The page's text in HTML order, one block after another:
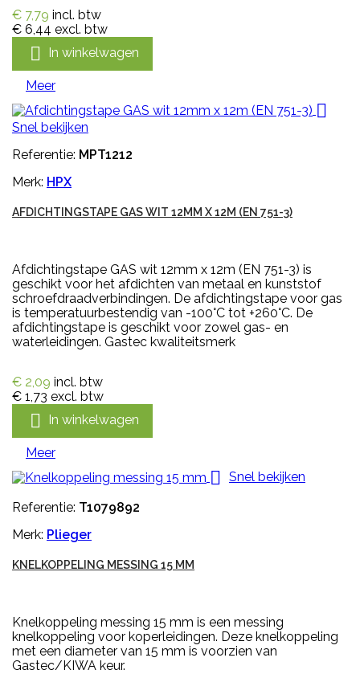
€ 7,79 incl. btw
€ 6,44 excl. btw
 In winkelwagen
Meer

Snel bekijken
Referentie: MPT1212
Merk: HPX
AFDICHTINGSTAPE GAS WIT 12MM X 12M (EN 751-3)
Afdichtingstape GAS wit 12mm x 12m (EN 751-3) is
geschikt voor het afdichten van metaal en kunststof
schroefdraadverbindingen. De afdichtingstape voor gas
is temperatuurbestendig van -100°C tot +260°C. De
afdichtingstape is geschikt voor zowel gas- en
waterleidingen. Gastec kwaliteitsmerk
€ 2,09 incl. btw
€ 1,73 excl. btw
 In winkelwagen
Meer
 Snel bekijken
Referentie: T1079892
Merk: Plieger
KNELKOPPELING MESSING 15 MM
Knelkoppeling messing 15 mm is een messing
knelkoppeling voor koperleidingen. Deze knelkoppeling
met een diameter van 15 mm is voorzien van
Gastec/KIWA keur.